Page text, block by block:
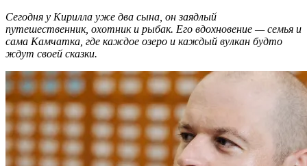
Сегодня у Кирилла уже два сына, он заядлый
путешественник, охотник и рыбак. Его вдохновение — семья и
сама Камчатка, где каждое озеро и каждый вулкан будто
ждут своей сказки.